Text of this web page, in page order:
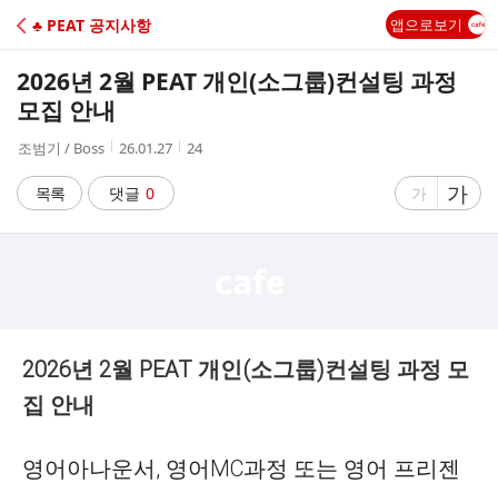
C
A
♣ PEAT 공지사항 앱으로보기
2026년 2월 PEAT 개인(소그룹)컨설팅 과정
모집 안내
작
자
조범기 / Boss
작
시
간
26.01.27
조
24
목록 댓글 0
글
게
가
글
자
게
가
2026년 2월 PEAT 개인(소그룹)컨설팅 과정 모
집 안내
영어아나운서, 영어MC과정 또는 영어 프리젠